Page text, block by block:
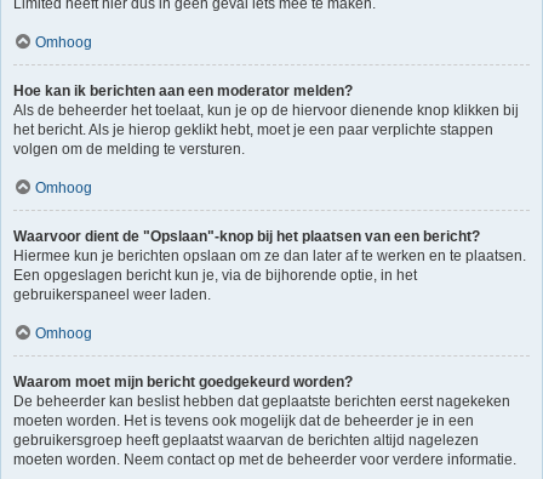
Limited heeft hier dus in geen geval iets mee te maken.
Omhoog
Hoe kan ik berichten aan een moderator melden?
Als de beheerder het toelaat, kun je op de hiervoor dienende knop klikken bij
het bericht. Als je hierop geklikt hebt, moet je een paar verplichte stappen
volgen om de melding te versturen.
Omhoog
Waarvoor dient de "Opslaan"-knop bij het plaatsen van een bericht?
Hiermee kun je berichten opslaan om ze dan later af te werken en te plaatsen.
Een opgeslagen bericht kun je, via de bijhorende optie, in het
gebruikerspaneel weer laden.
Omhoog
Waarom moet mijn bericht goedgekeurd worden?
De beheerder kan beslist hebben dat geplaatste berichten eerst nagekeken
moeten worden. Het is tevens ook mogelijk dat de beheerder je in een
gebruikersgroep heeft geplaatst waarvan de berichten altijd nagelezen
moeten worden. Neem contact op met de beheerder voor verdere informatie.